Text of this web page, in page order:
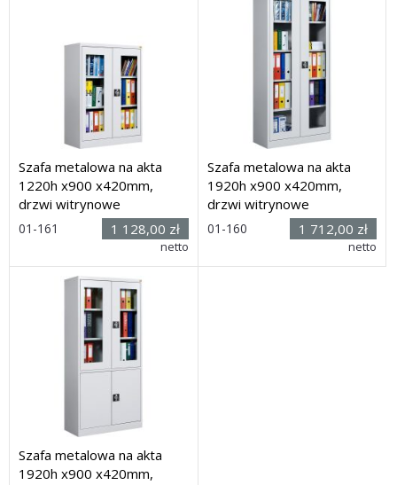
Szafa metalowa na akta
1220h x900 x420mm,
drzwi witrynowe
01-161 1 128,00 zł
netto
Dostawa: 50 dni
Szafa metalowa na akta
1920h x900 x420mm,
drzwi witrynowe
01-160 1 712,00 zł
netto
Szafa metalowa na akta
1920h x900 x420mm,